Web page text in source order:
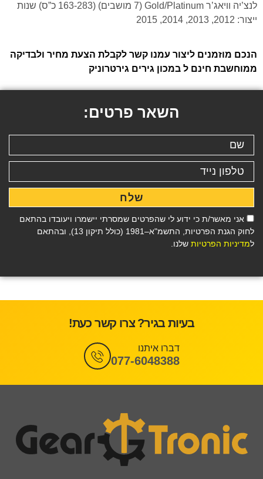
לנצ’יה וויאג’ר Gold/Platinum (7 מושבים) (163-283 כ”ס) שנות
ייצור: 2012, 2013, 2014, 2015
הנכם מוזמנים ליצור עמנו קשר לקבלת הצעת מחיר ולבדיקה
ממוחשבת חינם ל במכון גירים גירטרוניק
השאר פרטים:
אני מאשר/ת כי ידוע לי שהפרטים שמסרתי יישמרו ויעובדו בהתאם
לחוק הגנת הפרטיות, התשמ"א–1981 (כולל תיקון 13), ובהתאם
למדיניות הפרטיות שלנו.
שלח
בעיות בגיר? צרו קשר כעת!
דברו איתנו
077-6048388